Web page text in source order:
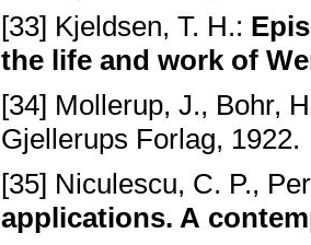
[33] Kjeldsen, T. H.:
the life and work of
[34] Mollerup, J., Bohr,
Gjellerups Forlag, 1922.
[35] Niculescu, C. P.,
applications. A